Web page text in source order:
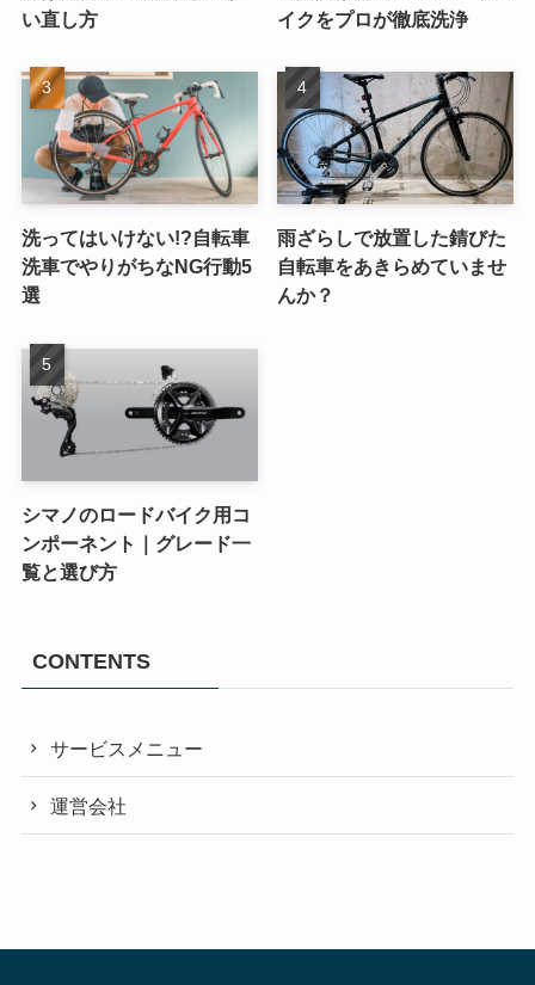
い直し方
イクをプロが徹底洗浄
洗ってはいけない!?自転車
洗車でやりがちなNG行動5
選
雨ざらしで放置した錆びた
自転車をあきらめていませ
んか？
シマノのロードバイク用コ
ンポーネント｜グレード一
覧と選び方
CONTENTS
サービスメニュー
運営会社